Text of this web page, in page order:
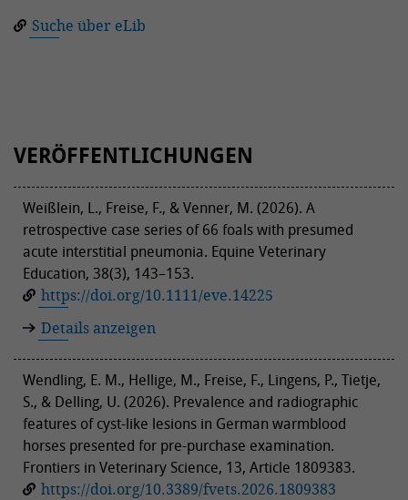
Suche über eLib
VERÖFFENTLICHUNGEN
Weißlein, L., Freise, F., & Venner, M. (2026). A
retrospective case series of 66 foals with presumed
acute interstitial pneumonia. Equine Veterinary
Education, 38(3), 143–153.
https://doi.org/10.1111/eve.14225
Details anzeigen
Wendling, E. M., Hellige, M., Freise, F., Lingens, P., Tietje,
S., & Delling, U. (2026). Prevalence and radiographic
features of cyst-like lesions in German warmblood
horses presented for pre-purchase examination.
Frontiers in Veterinary Science, 13, Article 1809383.
https://doi.org/10.3389/fvets.2026.1809383